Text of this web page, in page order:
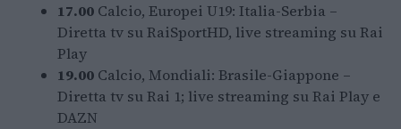
17.00 Calcio, Europei U19: Italia-Serbia –
Diretta tv su RaiSportHD, live streaming su Rai
Play
19.00 Calcio, Mondiali: Brasile-Giappone –
Diretta tv su Rai 1; live streaming su Rai Play e
DAZN